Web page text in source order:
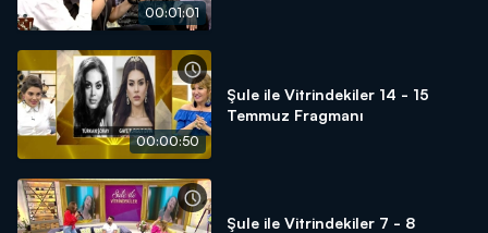
00:01:01
00:00:50
Şule ile Vitrindekiler 14 - 15
Temmuz Fragmanı
Şule ile Vitrindekiler 7 - 8